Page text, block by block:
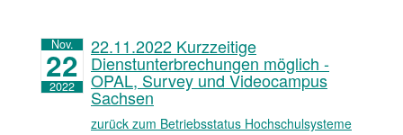
Nov.
22
2022
22.11.2022 Kurzzeitige
Dienstunterbrechungen möglich -
OPAL, Survey und Videocampus
Sachsen
zurück zum Betriebsstatus Hochschulsysteme